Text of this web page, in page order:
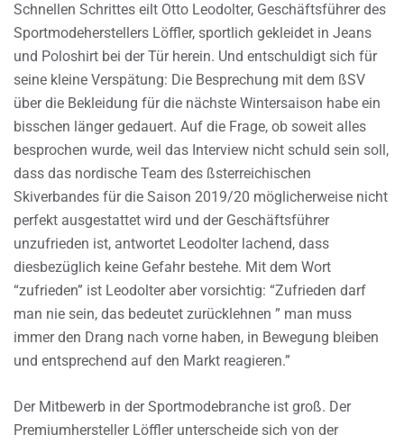
Schnellen Schrittes eilt Otto Leodolter, Geschäftsführer des
Sportmodeherstellers Löffler, sportlich gekleidet in Jeans
und Poloshirt bei der Tür herein. Und entschuldigt sich für
seine kleine Verspätung: Die Besprechung mit dem ßSV
über die Bekleidung für die nächste Wintersaison habe ein
bisschen länger gedauert. Auf die Frage, ob soweit alles
besprochen wurde, weil das Interview nicht schuld sein soll,
dass das nordische Team des ßsterreichischen
Skiverbandes für die Saison 2019/20 möglicherweise nicht
perfekt ausgestattet wird und der Geschäftsführer
unzufrieden ist, antwortet Leodolter lachend, dass
diesbezüglich keine Gefahr bestehe. Mit dem Wort
“zufrieden” ist Leodolter aber vorsichtig: “Zufrieden darf
man nie sein, das bedeutet zurücklehnen ” man muss
immer den Drang nach vorne haben, in Bewegung bleiben
und entsprechend auf den Markt reagieren.”
Der Mitbewerb in der Sportmodebranche ist groß. Der
Premiumhersteller Löffler unterscheide sich von der